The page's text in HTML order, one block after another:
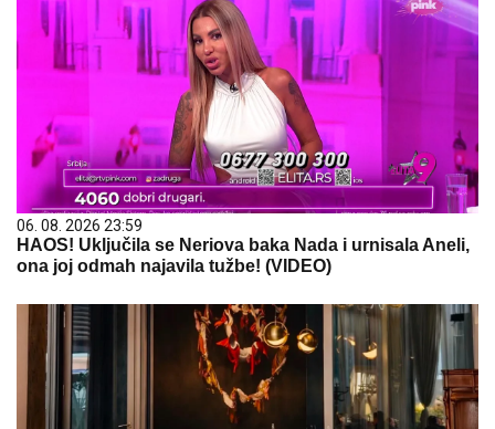
06. 08. 2026 23:59
HAOS! Uključila se Neriova baka Nada i urnisala Aneli,
ona joj odmah najavila tužbe! (VIDEO)